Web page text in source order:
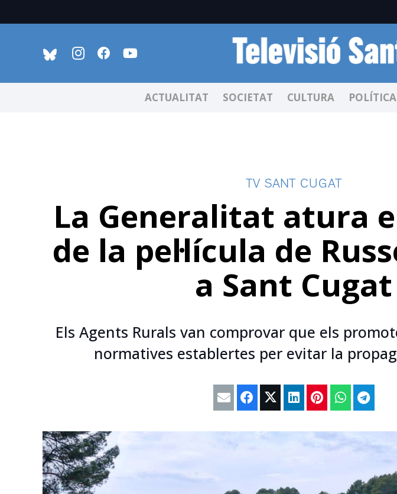
ACTUALITAT SOCIETAT CULTURA POLÍTICA
TV SANT CUGAT
La Generalitat atura
de la pel·lícula de
a Sant Cugat
Els Agents Rurals van comprovar que els
normatives establertes per evitar la